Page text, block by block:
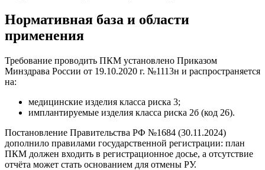
Нормативная база и области
применения
Требование проводить ПКМ установлено Приказом
Минздрава России от 19.10.2020 г. №1113н и распространяется
на:
медицинские изделия класса риска 3;
имплантируемые изделия класса риска 2б (код 26).
Постановление Правительства РФ №1684 (30.11.2024)
дополнило правилами государственной регистрации: план
ПКМ должен входить в регистрационное досье, а отсутствие
отчёта может стать основанием для отмены РУ.